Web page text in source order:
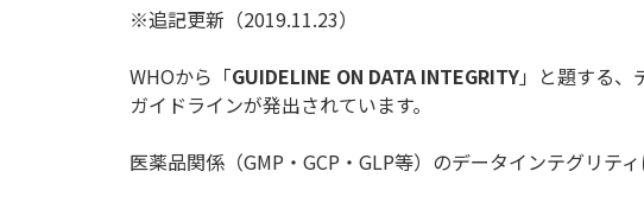
※追記更新（2019.11.23）
WHOから「GUIDELINE ON DATA INTEGRITY」と題する、
ガイドラインが発出されています。
医薬品関係（GMP・GCP・GLP等） のデータインテグリティ